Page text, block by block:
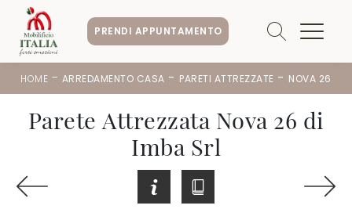
PRENDI APPUNTAMENTO
HOME - ARREDAMENTO CASA - PARETI ATTREZZATE - NOVA 26
Parete Attrezzata Nova 26 di
Imba Srl